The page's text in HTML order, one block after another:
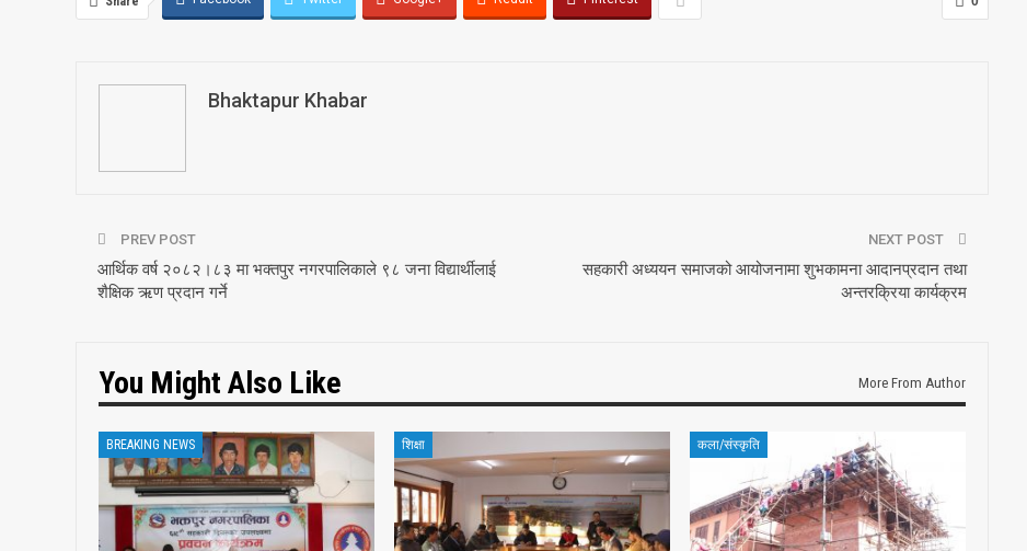
Bhaktapur Khabar
PREV POST
आर्थिक वर्ष २०८२।८३ मा भक्तपुर नगरपालिकाले ९८ जना विद्यार्थीलाई
शैक्षिक ऋण प्रदान गर्ने
NEXT POST
सहकारी अध्ययन समाजको आयोजनामा शुभकामना आदानप्रदान तथा
अन्तरक्रिया कार्यक्रम
You Might Also Like More From Author
BREAKING NEWS शिक्षा कला/संस्कृति